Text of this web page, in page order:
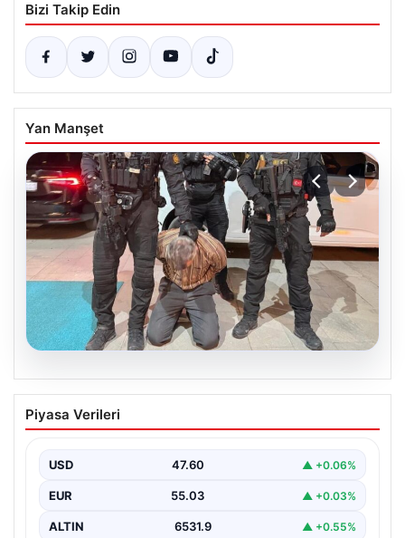
Bizi Takip Edin
Yan Manşet
05.08.2026
FETÖ’nün Marmaris Suikast Planındaki
Teröristin Detaylı İfadesi Gün yüzüne
15 Temmuz 2016 darbe girişimi sırasında
planlanan suikast girişiminin…
Piyasa Verileri
USD 47.60 ▲ +0.06%
EUR 55.03 ▲ +0.03%
ALTIN 6531.9 ▲ +0.55%